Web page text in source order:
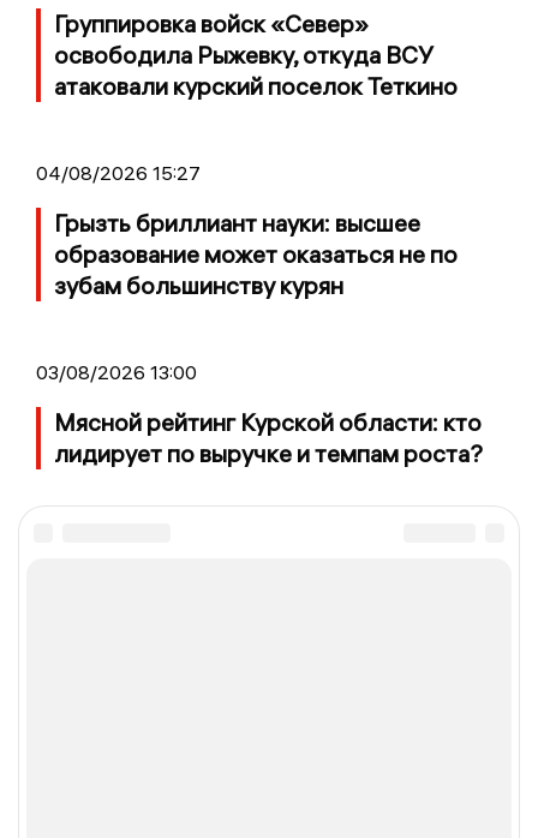
Группировка войск «Север»
освободила Рыжевку, откуда ВСУ
атаковали курский поселок Теткино
04/08/2026 15:27
Грызть бриллиант науки: высшее
образование может оказаться не по
зубам большинству курян
03/08/2026 13:00
Мясной рейтинг Курской области: кто
лидирует по выручке и темпам роста?